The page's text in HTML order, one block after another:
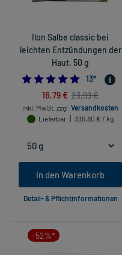
Ilon Salbe classic bei
leichten Entzündungen der
Haut, 50 g
5.0
13*
16,79 € 23,99 €
inkl. MwSt. zzgl. Versandkosten
Lieferbar
335,80 € / kg
In den Warenkorb
Detail- & Pflichtinformationen
-52%*